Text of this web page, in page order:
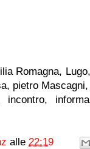
Romagna,
pietro
alle 22:19